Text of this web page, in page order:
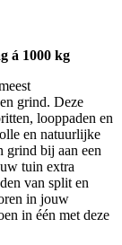
á 1000 kg
grind. Deze
looppaden en
en natuurlijke
grind bij aan een
tuin extra
van split en
in jouw
in één met deze